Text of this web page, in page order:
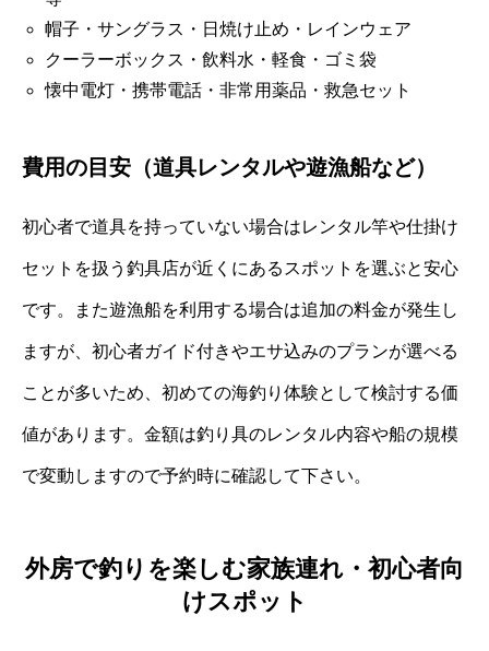
帽子・サングラス・日焼け止め・レインウェア
クーラーボックス・飲料水・軽食・ゴミ袋
懐中電灯・携帯電話・非常用薬品・救急セット
費用の目安（道具レンタルや遊漁船など）
初心者で道具を持っていない場合はレンタル竿や仕掛け
セットを扱う釣具店が近くにあるスポットを選ぶと安心
です。また遊漁船を利用する場合は追加の料金が発生し
ますが、初心者ガイド付きやエサ込みのプランが選べる
ことが多いため、初めての海釣り体験として検討する価
値があります。金額は釣り具のレンタル内容や船の規模
で変動しますので予約時に確認して下さい。
外房で釣りを楽しむ家族連れ・初心者向
けスポット